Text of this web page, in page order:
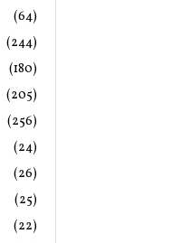
(64)
(244)
(180)
(205)
(256)
(24)
(26)
(25)
(22)